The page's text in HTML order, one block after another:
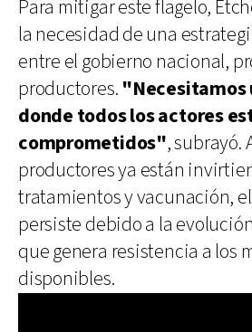
Para mitigar este flagelo,
la necesidad de una
entre el gobierno nacional,
productores. "Necesitamos
donde todos los actores
comprometidos", subrayó.
productores ya están
tratamientos y vacunación,
persiste debido a la
que genera resistencia a los
disponibles.